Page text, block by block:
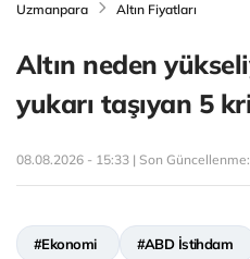
Uzmanpara Altın Fiyatları
Altın neden
yukarı taşıyan 5
08.08.2026 - 15:33 | Son Güncellenme:
#Ekonomi #ABD İstihdam